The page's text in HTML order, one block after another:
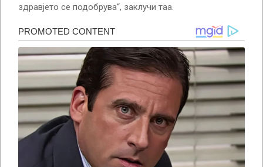
здравјето се подобрува“, заклучи таа.